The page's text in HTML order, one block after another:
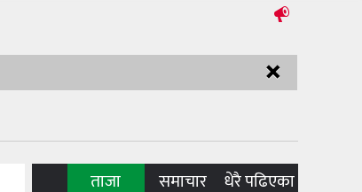
×
ताजा समाचार धेरै पढिएका